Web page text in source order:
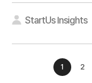
StartUs Insights
1 2